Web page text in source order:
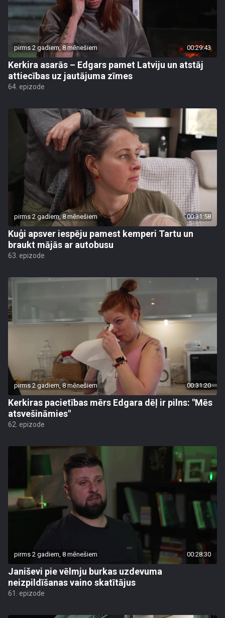
pirms 2 gadiem, 8 mēnešiem 00:29:43
Kerkira asarās – Edgars pamet Latviju un atstāj
attiecības uz jautājuma zīmes
64. epizode
pirms 2 gadiem, 8 mēnešiem 00:31:58
Kuģi apsver iespēju pamest kemperi Tartu un
braukt mājās ar autobusu
63. epizode
pirms 2 gadiem, 8 mēnešiem 00:31:20
Kerkiras pacietības mērs Edgara dēļ ir pilns: "Mēs
atsvešināmies"
62. epizode
pirms 2 gadiem, 8 mēnešiem 00:28:30
Janiševi pie vēlmju burkas uzdevuma
neizpildīšanas vaino skatītājus
61. epizode